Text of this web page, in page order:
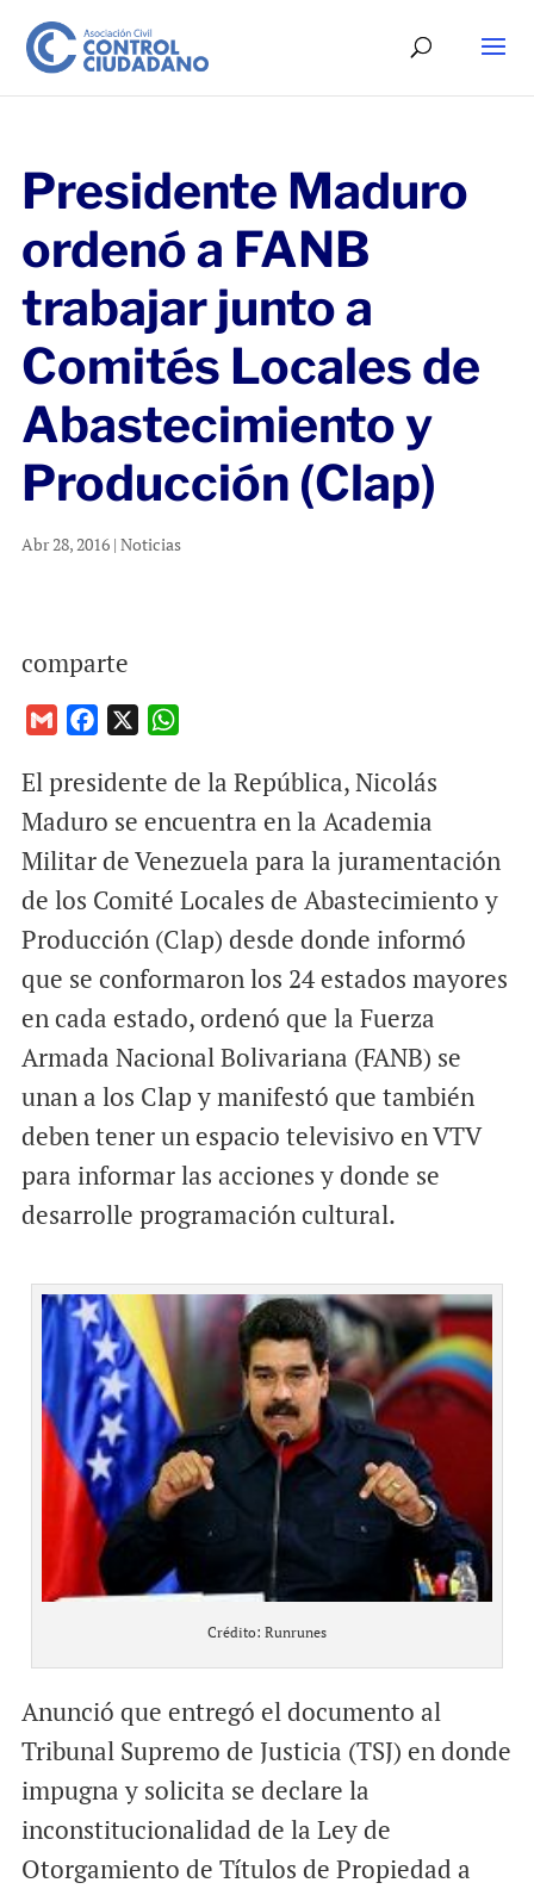
Presidente Maduro
ordenó a FANB
trabajar junto a
Comités Locales de
Abastecimiento y
Producción (Clap)
Abr 28, 2016| Noticias
comparte
a
i
c
e
o
o
k
a
t
A
p
p
El presidente de la República, Nicolás
Maduro se encuentra en la Academia
Militar de Venezuela para la juramentación
de los Comité Locales de Abastecimiento y
Producción (Clap) desde donde informó
que se conformaron los 24 estados mayores
en cada estado, ordenó que la Fuerza
Armada Nacional Bolivariana (FANB) se
unan a los Clap y manifestó que también
deben tener un espacio televisivo en VTV
para informar las acciones y donde se
desarrolle programación cultural.
Crédito: Runrunes
Anunció que entregó el documento al
Tribunal Supremo de Justicia (TSJ) en donde
impugna y solicita se declare la
inconstitucionalidad de la Ley de
Otorgamiento de Títulos de Propiedad a